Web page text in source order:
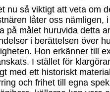
nu så viktigt att veta om
låter oss nämligen,
på målet huruvida detta
i berättelsen över
Hon erkänner till
I stället för
med ett historiskt
och frihet till egna